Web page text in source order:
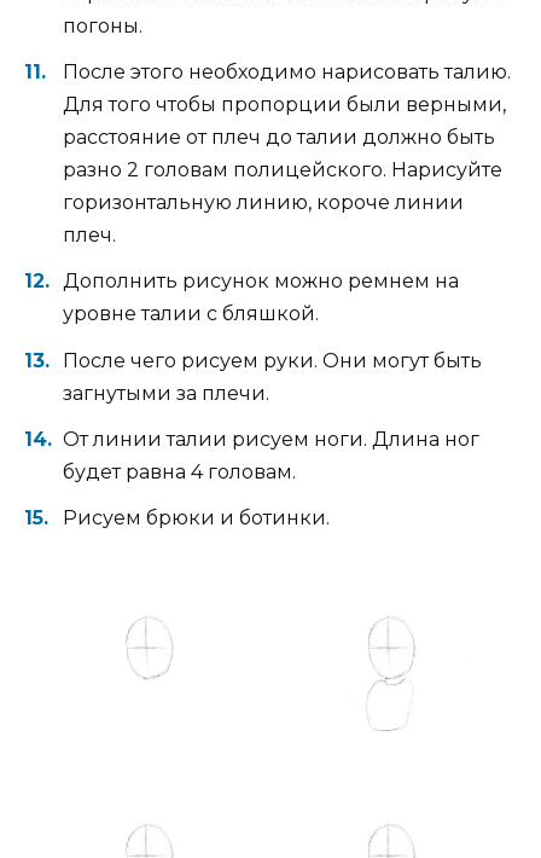
погоны.
После этого необходимо нарисовать талию.
Для того чтобы пропорции были верными,
расстояние от плеч до талии должно быть
разно 2 головам полицейского. Нарисуйте
горизонтальную линию, короче линии
плеч.
Дополнить рисунок можно ремнем на
уровне талии с бляшкой.
После чего рисуем руки. Они могут быть
загнутыми за плечи.
От линии талии рисуем ноги. Длина ног
будет равна 4 головам.
Рисуем брюки и ботинки.